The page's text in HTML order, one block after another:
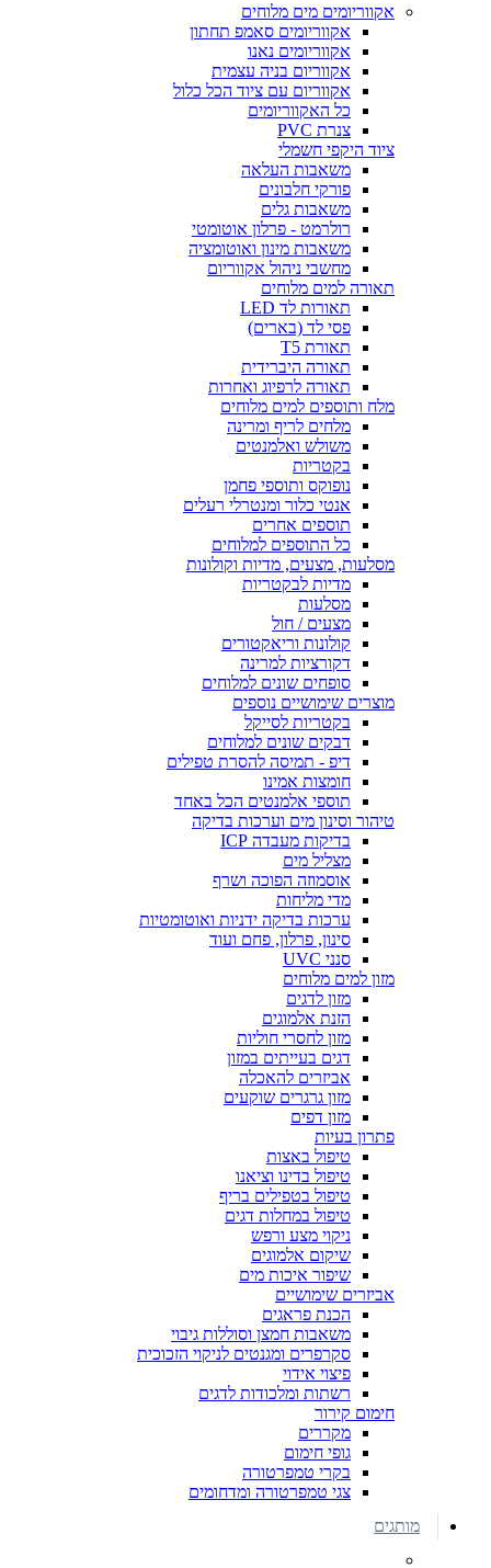
אקווריומים מים מלוחים
אקווריומים סאמפ תחתון
אקווריומים נאנו
אקווריום בניה עצמית
אקווריום עם ציוד הכל כלול
כל האקווריומים
צנרת PVC
ציוד היקפי חשמלי
משאבות העלאה
פורקי חלבונים
משאבות גלים
רולרמט - פרלון אוטומטי
משאבות מינון ואוטומציה
מחשבי ניהול אקווריום
תאורה למים מלוחים
תאורות לד LED
פסי לד (בארים)
תאורת T5
תאורה היברידית
תאורה לרפיוג ואחרות
מלח ותוספים למים מלוחים
מלחים לריף ומרינה
משולש ואלמנטים
בקטריות
נופוקס ותוספי פחמן
אנטי כלור ומנטרלי רעלים
תוספים אחרים
כל התוספים למלוחים
מסלעות, מצעים, מדיות וקולונות
מדיות לבקטריות
מסלעות
מצעים / חול
קולונות וריאקטורים
דקורציות למרינה
סופחים שונים למלוחים
מוצרים שימושיים נוספים
בקטריות לסייקל
דבקים שונים למלוחים
דיפ - תמיסה להסרת טפילים
חומצות אמינו
תוספי אלמנטים הכל באחד
טיהור וסינון מים וערכות בדיקה
בדיקות מעבדה ICP
מצליל מים
אוסמוזה הפוכה ושרף
מדי מליחות
ערכות בדיקה ידניות ואוטומטיות
סינון, פרלון, פחם ועוד
סנני UVC
מזון למים מלוחים
מזון לדגים
הזנת אלמוגים
מזון לחסרי חוליות
דגים בעייתים במזון
אביזרים להאכלה
מזון גרגרים שוקעים
מזון דפים
פתרון בעיות
טיפול באצות
טיפול בדינו וציאנו
טיפול בטפילים בריף
טיפול במחלות דגים
ניקוי מצע ורפש
שיקום אלמוגים
שיפור איכות מים
אביזרים שימושיים
הכנת פראגים
משאבות חמצן וסוללות גיבוי
סקרפרים ומגנטים לניקוי הזכוכית
פיצוי אידוי
רשתות ומלכודות לדגים
חימום קירור
מקררים
גופי חימום
בקרי טמפרטורה
צגי טמפרטורה ומדחומים
מותגים